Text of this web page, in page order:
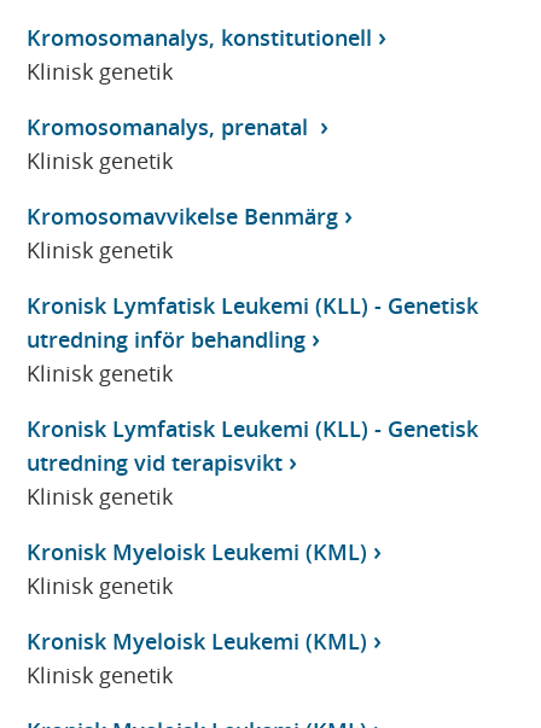
Kromosomanalys, konstitutionell
Klinisk genetik
Kromosomanalys, prenatal
Klinisk genetik
Kromosomavvikelse Benmärg
Klinisk genetik
Kronisk Lymfatisk Leukemi (KLL) - Genetisk
utredning inför behandling
Klinisk genetik
Kronisk Lymfatisk Leukemi (KLL) - Genetisk
utredning vid terapisvikt
Klinisk genetik
Kronisk Myeloisk Leukemi (KML)
Klinisk genetik
Kronisk Myeloisk Leukemi (KML)
Klinisk genetik